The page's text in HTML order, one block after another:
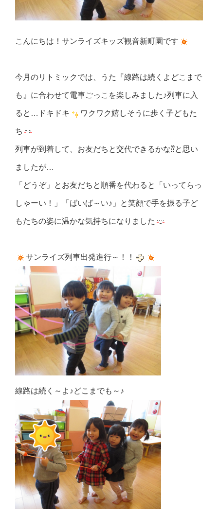
こんにちは！サンライズキッズ観音新町園です
今月のリトミックでは、うた『線路は続くよどこまで
も』に合わせて電車ごっこを楽しみました♪列車に入
ると…ドキドキ ワクワク嬉しそうに歩く子どもた
ち
列車が到着して、お友だちと交代できるかな⁇と思い
ましたが…
「どうぞ」とお友だちと順番を代わると「いってらっ
しゃーい！」「ばいば～い♪」と笑顔で手を振る子ど
もたちの姿に温かな気持ちになりました
サンライズ列車出発進行～！！
線路は続く～よ♪どこまでも～♪